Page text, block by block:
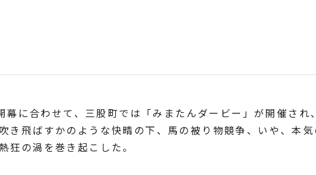
に合わせて、三股町では「みまたんダービー」が開催され、
き飛ばすかのような快晴の下、馬の被り物競争、いや、本気
狂の渦を巻き起こした。